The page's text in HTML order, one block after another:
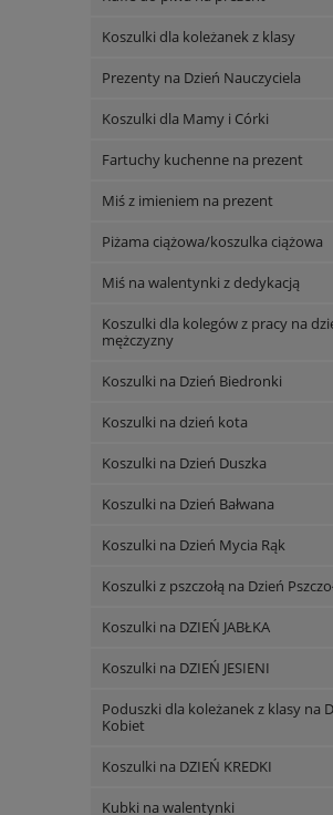
Koszulki dla koleżanek z klasy
Prezenty na Dzień Nauczyciela
Koszulki dla Mamy i Córki
Fartuchy kuchenne na prezent
Miś z imieniem na prezent
Piżama ciążowa/koszulka ciążowa
Miś na walentynki z dedykacją
Koszulki dla kolegów z pracy na
mężczyzny
Koszulki na Dzień Biedronki
Koszulki na dzień kota
Koszulki na Dzień Duszka
Koszulki na Dzień Bałwana
Koszulki na Dzień Mycia Rąk
Koszulki z pszczołą na Dzień
Koszulki na DZIEŃ JABŁKA
Koszulki na DZIEŃ JESIENI
Poduszki dla koleżanek z klasy na
Kobiet
Koszulki na DZIEŃ KREDKI
Kubki na walentynki